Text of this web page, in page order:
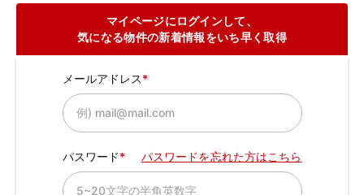
マイページにログインして、
気になる物件の新着情報をいち早く取得
メールアドレス
パスワード パスワードを忘れた方はこちら